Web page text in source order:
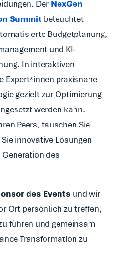
Der NexGen
Summit beleuchtet
Budgetplanung,
und KI-
In interaktiven
Expert*innen praxisnahe
gezielt zur Optimierung
werden kann.
Peers, tauschen Sie
innovative Lösungen
des
des Events und wir
Ort persönlich zu treffen,
führen und gemeinsam
Transformation zu